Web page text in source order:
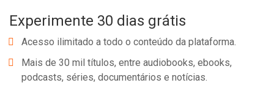
Experimente 30 dias grátis
Acesso ilimitado a todo o conteúdo da plataforma.
Mais de 30 mil títulos, entre audiobooks, ebooks,
podcasts, séries, documentários e notícias.